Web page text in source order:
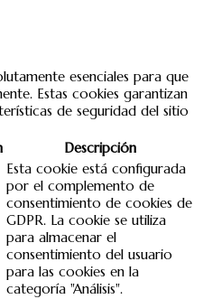
esenciales para que
Estas cookies garantizan
de seguridad del sitio
Descripción
Esta cookie está configurada
por el complemento de
consentimiento de cookies de
GDPR. La cookie se utiliza
para almacenar el
consentimiento del usuario
para las cookies en la
categoría "Análisis".